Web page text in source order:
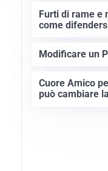
Furti di rame e
come
Modificare un
Cuore Amico
può cambiare